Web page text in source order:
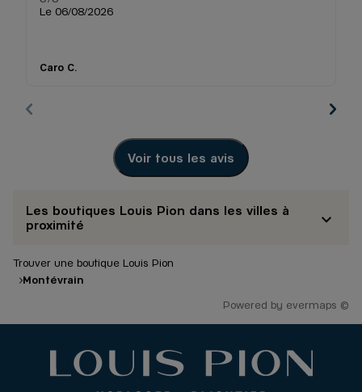
Le 06/08/2026
Caro C.
Voir tous les avis
Les boutiques Louis Pion dans les villes à
proximité
Trouver une boutique Louis Pion
Montévrain
Powered by evermaps ©